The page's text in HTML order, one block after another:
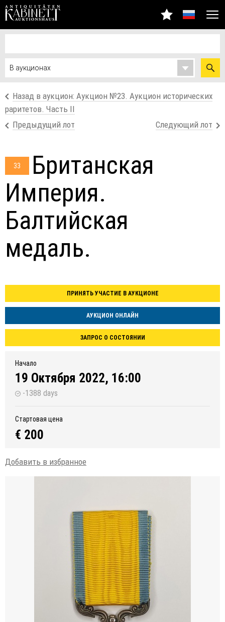
Назад в аукцион: Аукцион №23. Аукцион исторических
раритетов. Часть II
Предыдущий лот
Следующий лот
33
Британская
Империя.
Балтийская
медаль.
ПРИНЯТЬ УЧАСТИЕ В АУКЦИОНЕ
АУКЦИОН ОНЛАЙН
ЗАПРОС О СОСТОЯНИИ
Начало
19 Октября 2022, 16:00
-1388 days
Стартовая цена
€ 200
Добавить в избранное